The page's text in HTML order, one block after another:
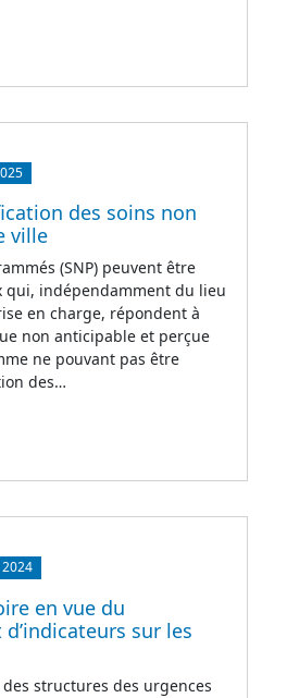
des soins non
ville
(SNP) peuvent être
qui, indépendamment du lieu
en charge, répondent à
non anticipable et perçue
ne pouvant pas être
des…
2024
en vue du
sur les
des structures des urgences